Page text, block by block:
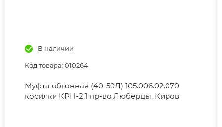
В наличии
Код товара: 010264
Муфта обгонная (40-50Л) 105.006.02.070
косилки КРН-2,1 пр-во Люберцы, Киров